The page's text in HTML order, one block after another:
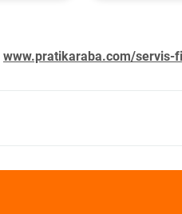
www.pratikaraba.com/servis-